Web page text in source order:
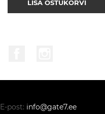
LISA OSTUKORVI
E-post: info@gate7.ee